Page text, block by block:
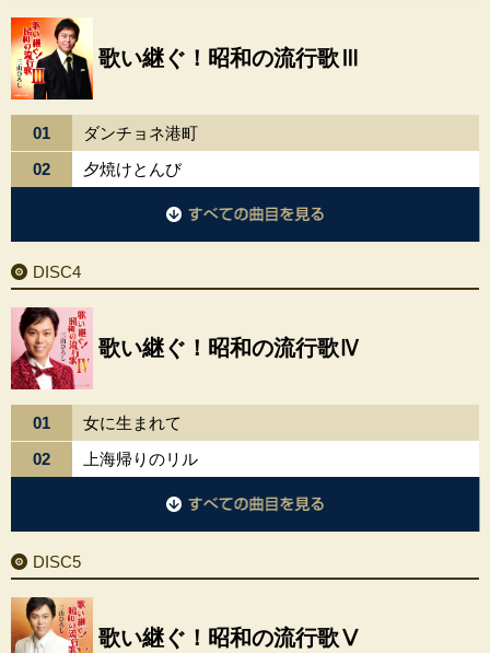
歌い継ぐ！昭和の流行歌Ⅲ
01
ダンチョネ港町
02
夕焼けとんび
DISC4
歌い継ぐ！昭和の流行歌Ⅳ
01
女に生まれて
02
上海帰りのリル
DISC5
歌い継ぐ！昭和の流行歌Ⅴ